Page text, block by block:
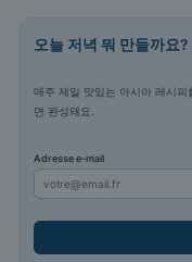
오늘 저녁 뭐 만들까요?
매주 제일 맛있는 아시아 레시
면 완성돼요.
Adresse e-mail